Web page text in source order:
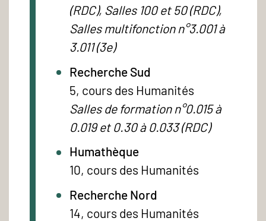
(RDC), Salles 100 et 50 (RDC),
Salles multifonction n°3.001 à
3.011 (3e)
Recherche Sud
5, cours des Humanités
Salles de formation n°0.015 à
0.019 et 0.30 à 0.033 (RDC)
Humathèque
10, cours des Humanités
Recherche Nord
14, cours des Humanités